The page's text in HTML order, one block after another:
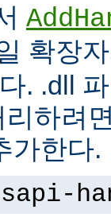
확장
. .dll
하려
가한다.